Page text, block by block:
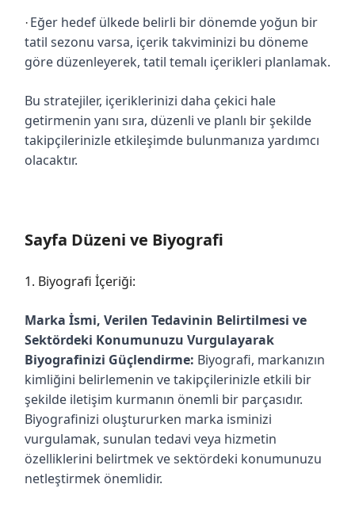
· Eğer hedef ülkede belirli bir dönemde yoğun bir
tatil sezonu varsa, içerik takviminizi bu döneme
göre düzenleyerek, tatil temalı içerikleri planlamak.
Bu stratejiler, içeriklerinizi daha çekici hale
getirmenin yanı sıra, düzenli ve planlı bir şekilde
takipçilerinizle etkileşimde bulunmanıza yardımcı
olacaktır.
Sayfa Düzeni ve Biyografi
1. Biyografi İçeriği:
Marka İsmi, Verilen Tedavinin Belirtilmesi ve
Sektördeki Konumunuzu Vurgulayarak
Biyografinizi Güçlendirme: Biyografi, markanızın
kimliğini belirlemenin ve takipçilerinizle etkili bir
şekilde iletişim kurmanın önemli bir parçasıdır.
Biyografinizi oluştururken marka isminizi
vurgulamak, sunulan tedavi veya hizmetin
özelliklerini belirtmek ve sektördeki konumunuzu
netleştirmek önemlidir.